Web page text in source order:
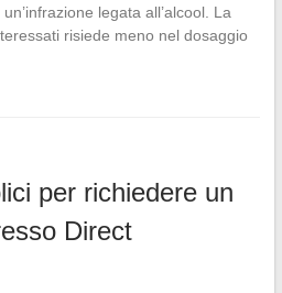
legata all’alcool. La
risiede meno nel dosaggio
per richiedere un
Direct